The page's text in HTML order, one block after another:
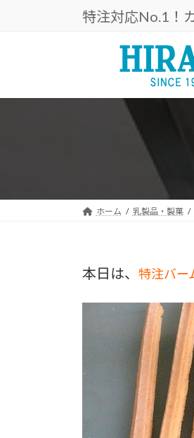
特注対応No.1！
ホーム 乳製品・製菓
本日は、 特注バー